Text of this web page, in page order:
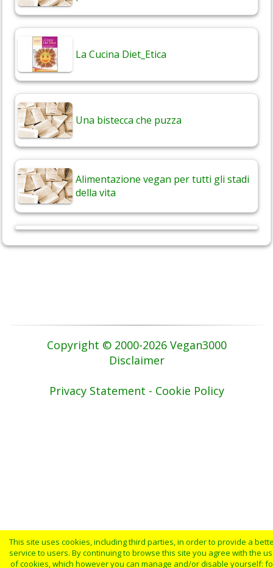
La Cucina Diet_Etica
Una bistecca che puzza
Alimentazione vegan per tutti gli stadi
della vita
Copyright © 2000-2026 Vegan3000
Disclaimer
Privacy Statement - Cookie Policy
This site uses cookies, including third parties, in order to provide a
service to users. By continuing to browse this site you agree with the
of cookies, which however you can manage and/or disable yourself: